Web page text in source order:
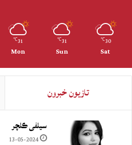
30
℃
Sat
31
℃
Sun
31
℃
Mon
تازيون خبرون
سيلفي ڪلچر
13-05-2024